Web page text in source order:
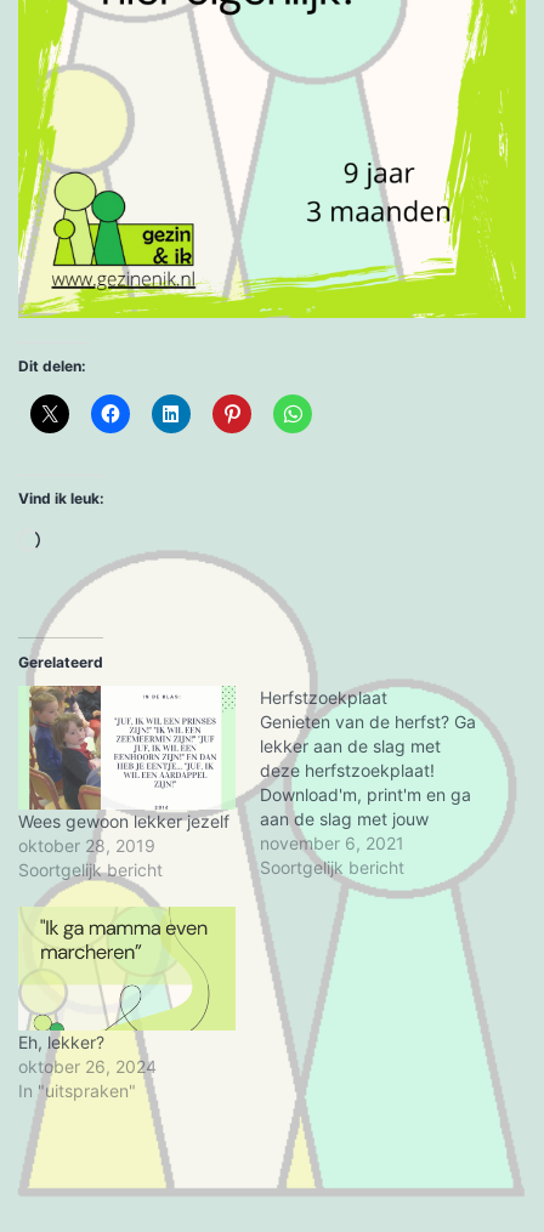
Dit delen:
Vind ik leuk:
Aan
het
laden...
Gerelateerd
Wees gewoon lekker jezelf
oktober 28, 2019
Soortgelijk bericht
Herfstzoekplaat
Genieten van de herfst? Ga
lekker aan de slag met
deze herfstzoekplaat!
Download'm, print'm en ga
aan de slag met jouw
kind(eren).
Herfstzoekplaat voor de
regenachtige momenten.
Lekker zoeken, kleuren en
ondertussen de hersenen
trainen.Leuke tip is om te
bespreken hoe jouw kind
zoekt: bekijkt deze het
geheel of rij…
november 6, 2021
Soortgelijk bericht
Eh, lekker?
oktober 26, 2024
In "uitspraken"